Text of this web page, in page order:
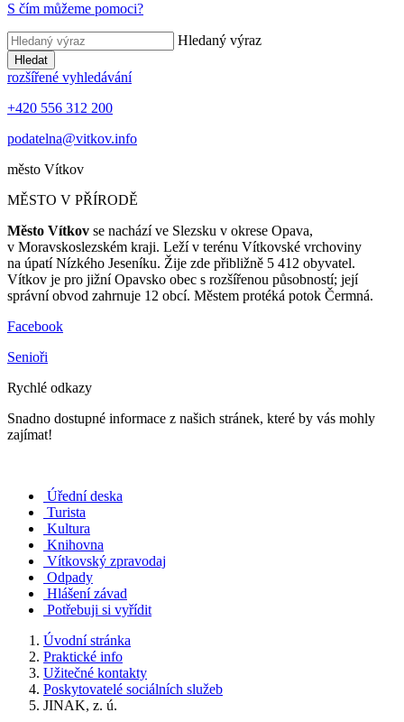
S čím můžeme pomoci?
Hledaný výraz
Hledat
rozšířené vyhledávání
+420 556 312 200
podatelna@vitkov.info
město Vítkov
MĚSTO V PŘÍRODĚ
Město Vítkov se nachází ve Slezsku v okrese Opava,
v Moravskoslezském kraji. Leží v terénu Vítkovské vrchoviny
na úpatí Nízkého Jeseníku. Žije zde přibližně 5 412 obyvatel.
Vítkov je pro jižní Opavsko obec s rozšířenou působností; její
správní obvod zahrnuje 12 obcí. Městem protéká potok Čermná.
Facebook
Senioři
Rychlé odkazy
Snadno dostupné informace z našich stránek, které by vás mohly
zajímat!
Úřední deska
Turista
Kultura
Knihovna
Vítkovský zpravodaj
Odpady
Hlášení závad
Potřebuji si vyřídit
Úvodní stránka
Praktické info
Užitečné kontakty
Poskytovatelé sociálních služeb
JINAK, z. ú.